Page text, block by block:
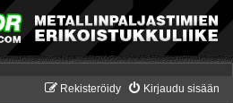
Kirjaudu sisään
Rekisteröidy